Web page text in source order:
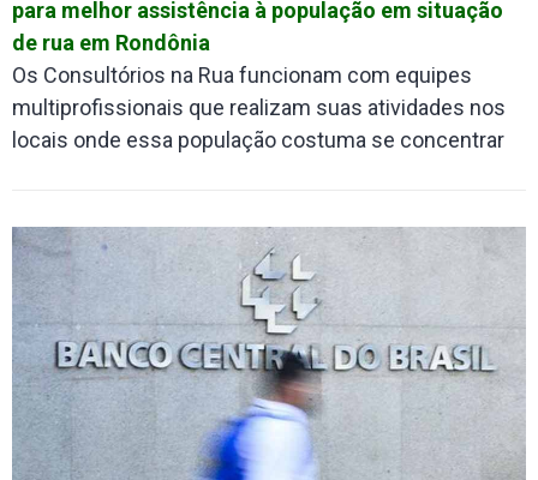
para melhor assistência à população em situação
de rua em Rondônia
Os Consultórios na Rua funcionam com equipes
multiprofissionais que realizam suas atividades nos
locais onde essa população costuma se concentrar